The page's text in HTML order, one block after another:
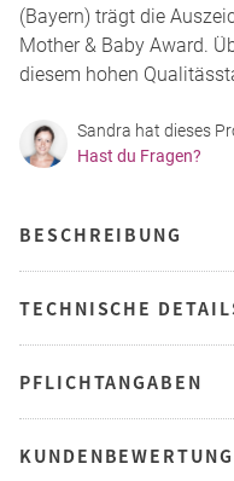
(Bayern) trägt die
Mother & Baby Award.
diesem hohen
Sandra hat dieses
Hast du Fragen?
BESCHREIBUNG
TECHNISCHE
PFLICHTANGABEN